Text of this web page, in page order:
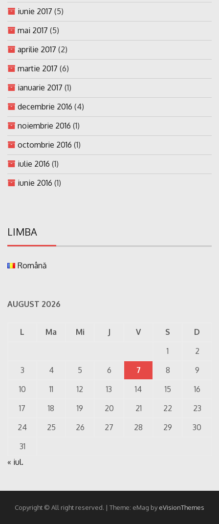
iunie 2017 (5)
mai 2017 (5)
aprilie 2017 (2)
martie 2017 (6)
ianuarie 2017 (1)
decembrie 2016 (4)
noiembrie 2016 (1)
octombrie 2016 (1)
iulie 2016 (1)
iunie 2016 (1)
LIMBA
Română
AUGUST 2026
L Ma Mi J V S
D
1
2
3
4 5 6 7 8
9
10
11 12 13 14 15
16
17
18 19 20 21 22
23
24
25 26 27 28 29
30
31
« iul.
Copyright © All right reserved. | Theme: eMag byeVisionThemes